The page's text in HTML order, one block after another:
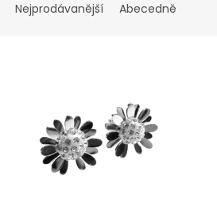
Nejprodávanější Abecedně